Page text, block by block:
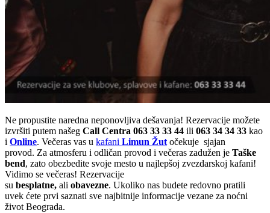
Ne propustite naredna neponovljiva dešavanja! Rezervacije možete
izvršiti putem našeg Call Centra 063 33 33 44 ili 063 34 34 33 kao
i Online. Večeras vas u kafani Limun Žut očekuje sjajan
provod. Za atmosferu i odličan provod i večeras zadužen je Taške
bend, zato obezbedite svoje mesto u najlepšoj zvezdarskoj kafani!
Vidimo se večeras! Rezervacije
su besplatne, ali obavezne. Ukoliko nas budete redovno pratili
uvek ćete prvi saznati sve najbitnije informacije vezane za noćni
život Beograda.